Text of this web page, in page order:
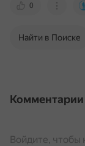
0
Найти в Поиске
Комментарии
Войдите,